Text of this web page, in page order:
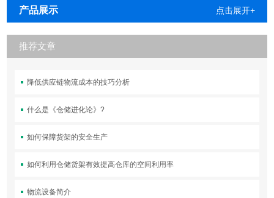
产品展示 点击展开+
推荐文章
降低供应链物流成本的技巧分析
什么是《仓储进化论》?
如何保障货架的安全生产
如何利用仓储货架有效提高仓库的空间利用率
物流设备简介